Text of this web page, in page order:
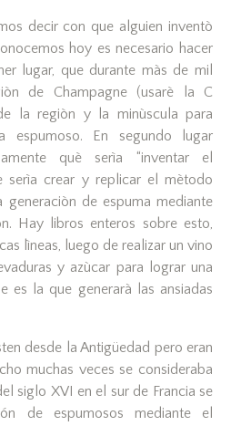
decir con que alguien inventò
hoy es necesario hacer
lugar, que durante màs de mil
de Champagne (usarè la C
la regiòn y la minùscula para
En segundo lugar
què serìa “inventar el
serìa crear y replicar el mètodo
generaciòn de espuma mediante
Hay libros enteros sobre esto,
lìneas, luego de realizar un vino
y azùcar para lograr una
es la que generarà las ansiadas
desde la Antigüedad pero eran
muchas veces se consideraba
siglo XVI en el sur de Francia se
de espumosos mediante el